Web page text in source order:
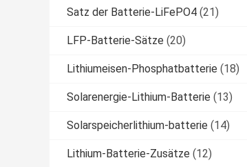
Satz der Batterie-LiFePO4 (21)
LFP-Batterie-Sätze (20)
Lithiumeisen-Phosphatbatterie (18)
Solarenergie-Lithium-Batterie (13)
Solarspeicherlithium-batterie (14)
Lithium-Batterie-Zusätze (12)